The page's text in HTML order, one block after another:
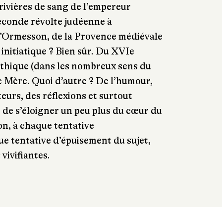
de sang de l’empereur
révolte judéenne à
de la Provence médiévale
initiatique ? Bien sûr. Du XVIe
(dans les nombreux sens du
Quoi d’autre ? De l’humour,
des réflexions et surtout
s’éloigner un peu plus du cœur du
à chaque tentative
tentative d’épuisement du sujet,
vivifiantes.